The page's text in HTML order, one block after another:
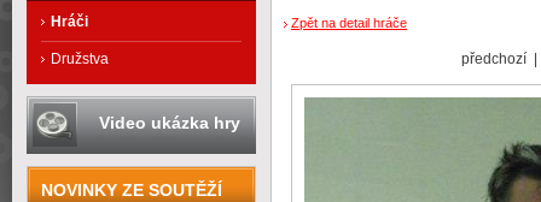
Zpět na detail hráče
předchozí
Hráči
Družstva
Video ukázka hry
NOVINKY ZE SOUTĚŽÍ